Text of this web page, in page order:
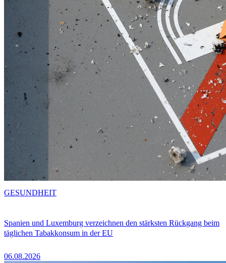
Spanien und Luxemburg verzeichnen den stärksten Rückgang beim
täglichen Tabakkonsum in der EU
06.08.2026
GESUNDHEIT